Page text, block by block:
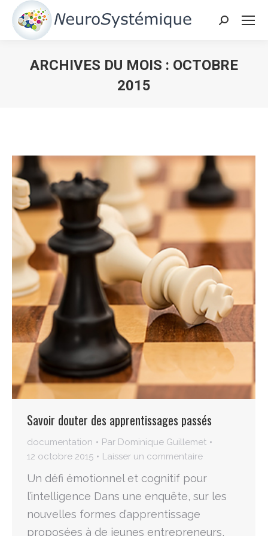
Search:
ARCHIVES DU MOIS : OCTOBRE
2015
Savoir douter des apprentissages passés
documentation Par Dominique Guillemet
12 octobre 2015
Laisser un commentaire
Un défi émotionnel et cognitif pour
l’intelligence Dans une enquête, sur les
nouvelles formes d’apprentissage
proposées à de jeunes entrepreneurs,